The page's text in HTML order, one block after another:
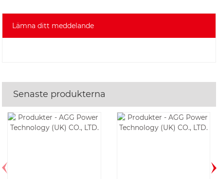
Lämna ditt meddelande
Senaste produkterna